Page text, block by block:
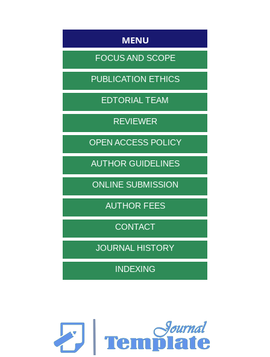
MENU
FOCUS AND SCOPE
PUBLICATION ETHICS
EDTORIAL TEAM
REVIEWER
OPEN ACCESS POLICY
AUTHOR GUIDELINES
ONLINE SUBMISSION
AUTHOR FEES
CONTACT
JOURNAL HISTORY
INDEXING